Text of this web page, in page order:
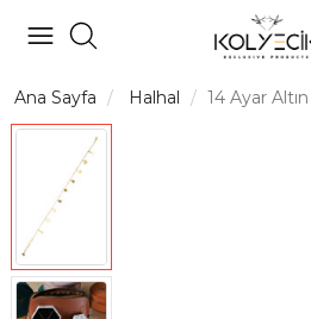
Ana Sayfa Halhal 14 Ayar